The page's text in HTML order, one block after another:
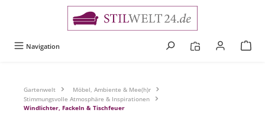
Navigation
Gartenwelt
Möbel, Ambiente & Mee(h)r
Stimmungsvolle Atmosphäre & Inspirationen
Windlichter, Fackeln & Tischfeuer